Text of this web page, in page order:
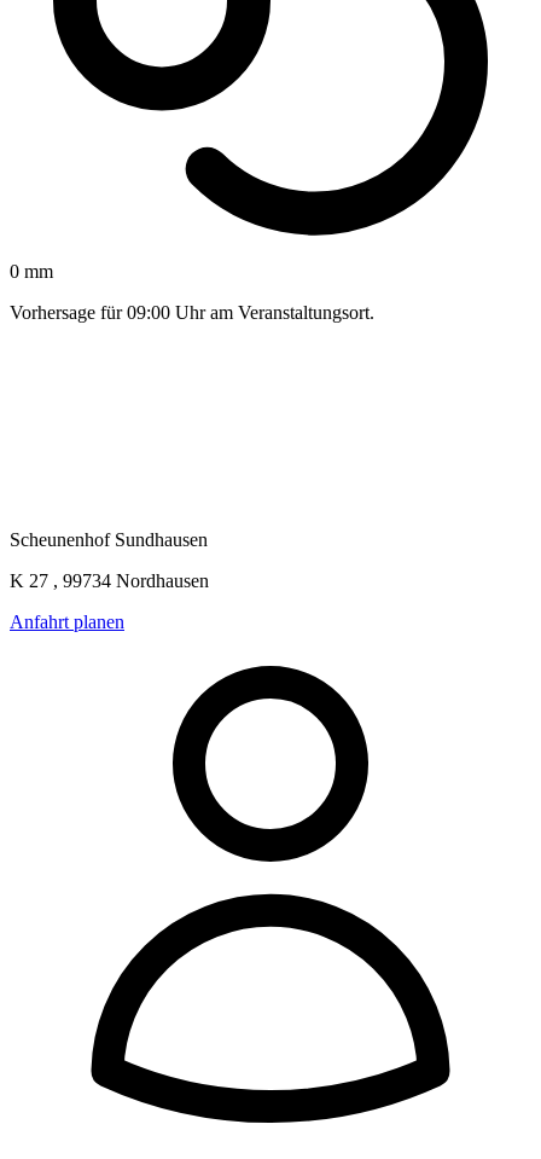
0 mm
Vorhersage für 09:00 Uhr am Veranstaltungsort.
Scheunenhof Sundhausen
K 27 , 99734 Nordhausen
Anfahrt planen